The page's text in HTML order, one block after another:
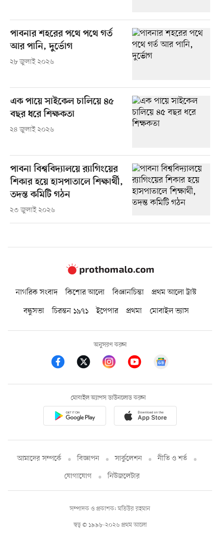
পাবনার শহরের পথে পথে গর্ত
আর পানি, দুর্ভোগ
২৮ জুলাই ২০২৬
এক পায়ে সাইকেল চালিয়ে ৪৫
বছর ধরে শিক্ষকতা
২৪ জুলাই ২০২৬
পাবনা বিশ্ববিদ্যালয়ে র‍্যাগিংয়ের
শিকার হয়ে হাসপাতালে শিক্ষার্থী,
তদন্ত কমিটি গঠন
২৩ জুলাই ২০২৬
নাগরিক সংবাদ কিশোর আলো বিজ্ঞানচিন্তা
প্রথম আলো ট্রাস্ট
বন্ধুসভা
চিরন্তন ১৯৭১ ইপেপার প্রথমা মোবাইল ভ্যাস
অনুসরণ করুন
মোবাইল অ্যাপস ডাউনলোড করুন
আমাদের সম্পর্কে বিজ্ঞাপন সার্কুলেশন
নীতি ও শর্ত
যোগাযোগ
নিউজলেটার
স্বত্ব © ১৯৯৮-২০২৬ প্রথম আলো
সম্পাদক ও প্রকাশক: মতিউর রহমান